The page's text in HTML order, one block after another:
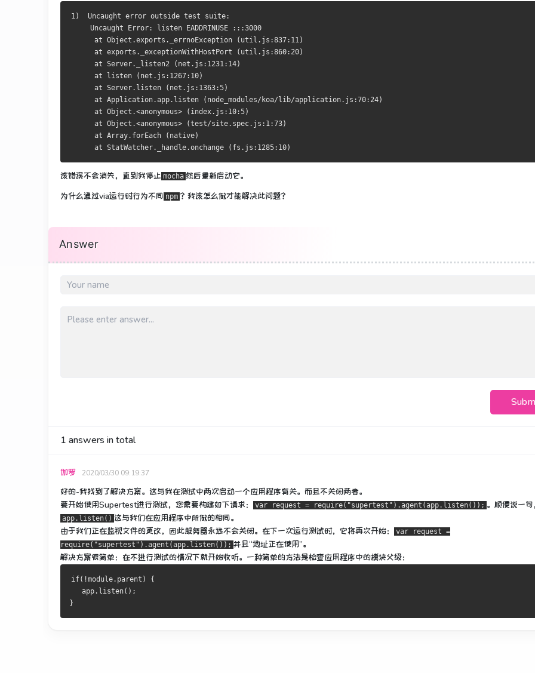
1)  Uncaught error outside test suite:
     Uncaught Error: listen EADDRINUSE :::3000
      at Object.exports._errnoException (util.js:837:11)
      at exports._exceptionWithHostPort (util.js:860:20)
      at Server._listen2 (net.js:1231:14)
      at listen (net.js:1267:10)
      at Server.listen (net.js:1363:5)
      at Application.app.listen (node_modules/koa/lib/application.js:70:24)
      at Object.<anonymous> (index.js:10:5)
      at Object.<anonymous> (test/site.spec.js:1:73)
      at Array.forEach (native)
      at StatWatcher._handle.onchange (fs.js:1285:10)
该错误不会消失，直到我停止 mocha 然后重新启动它。
为什么通过via运行时行为不同 npm ？ 我该怎么做才能解决此问题？
Answer
1 answers in total
伽罗 2020/03/30 09:19:37
好的-我找到了解决方案。 这与我在测试中两次启动一个应用程序有关。 而且不关闭两者。
要开始使用Supertest进行测试，您需要构建如下请求：
var request = require("supertest").agent(app.listen()); 。 顺便说一
app.listen() 这与我们在应用程序中所做的相同。
由于我们正在监视文件的更改，因此服务器永远不会关闭。 在下一次运行测试时，它将再次开始：
var request =
require("supertest").agent(app.listen()); 并且“地址正在使用”。
解决方案很简单：在不进行测试的情况下就开始收听。 一种简单的方法是检查应用程序中的模块父级：
if(!module.parent) {
   app.listen();
}